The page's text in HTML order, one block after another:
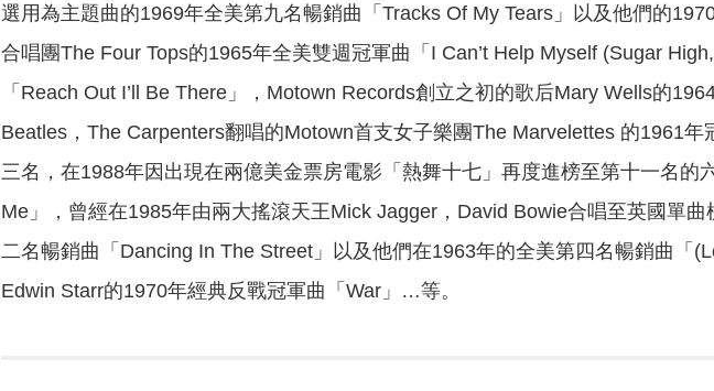
選用為主題曲的1969年全美第九名暢銷曲「Tracks Of My Tears」以及他們的
合唱團The Four Tops的1965年全美雙週冠軍曲「I Can’t Help Myself (Sugar
「Reach Out I’ll Be There」，Motown Records創立之初的歌后Mary Wells的
Beatles，The Carpenters翻唱的Motown首支女子樂團The Marvelettes 的1961
三名，在1988年因出現在兩億美金票房電影「熱舞十七」再度進榜至第十一名的
Me」，曾經在1985年由兩大搖滾天王Mick Jagger，David Bowie合唱至英國單
二名暢銷曲「Dancing In The Street」以及他們在1963年的全美第四名暢銷曲「
Edwin Starr的1970年經典反戰冠軍曲「War」…等。